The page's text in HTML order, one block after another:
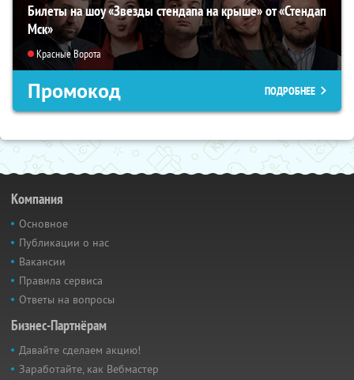
Билеты на шоу «Звезды стендапа на крыше» от «Стендап
Мск»
Красные Ворота
Промокод ПОДРОБНЕЕ
Компания
Основное
Публикации о нас
Вакансии
Правила сервиса
Ответы на вопросы
Бизнес-Партнёрам
Давайте сделаем акцию!
Заработайте, как Вебмастер